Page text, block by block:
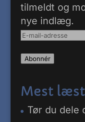
tilmeldt og
nye indlæg.
E-
adresse
Abonnér
Mest
Tør du dele